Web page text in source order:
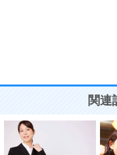
ことが大切。
関連